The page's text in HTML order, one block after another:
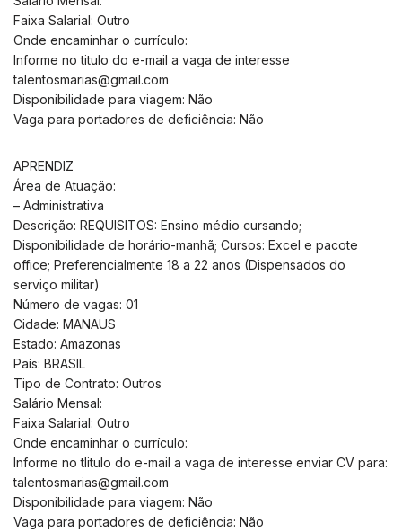
Faixa Salarial: Outro
Onde encaminhar o currículo:
Informe no titulo do e-mail a vaga de interesse
talentosmarias@gmail.com
Disponibilidade para viagem: Não
Vaga para portadores de deficiência: Não
APRENDIZ
Área de Atuação:
– Administrativa
Descrição: REQUISITOS: Ensino médio cursando;
Disponibilidade de horário-manhã; Cursos: Excel e pacote
office; Preferencialmente 18 a 22 anos (Dispensados do
serviço militar)
Número de vagas: 01
Cidade: MANAUS
Estado: Amazonas
País: BRASIL
Tipo de Contrato: Outros
Salário Mensal:
Faixa Salarial: Outro
Onde encaminhar o currículo:
Informe no tlitulo do e-mail a vaga de interesse enviar CV para:
talentosmarias@gmail.com
Disponibilidade para viagem: Não
Vaga para portadores de deficiência: Não